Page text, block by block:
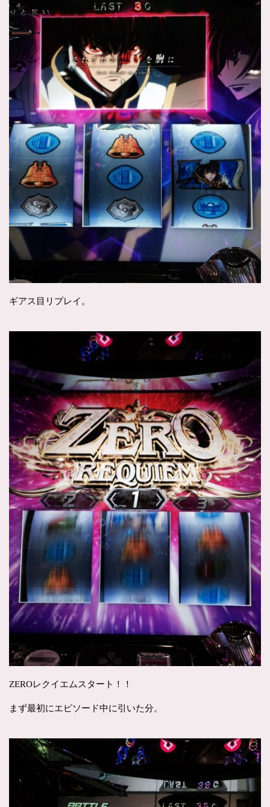
ギアス目リプレイ。
ZEROレクイエムスタート！！
まず最初にエピソード中に引いた分。